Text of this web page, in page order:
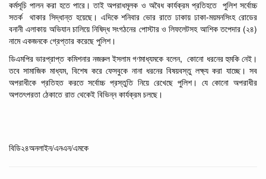
কর্মসূচি পালন করা হতে পারে। তাই অপরাধমূলক ও অবৈধ কার্যক্রম প্রতিহতে
পুলিশ সর্বোচ্চ
সতর্ক
থাকার সিদ্ধান্ত হয়েছে। এদিকে শনিবার ভোর রাতে ঢাকায় ঢাকা-ময়মনসিংহ রোডের
বনানী এলাকায় অভিযান চালিয়ে নিষিদ্ধ সংগঠনের পোস্টার ও লিফলেটসহ আশিক তপেদার(২৪)
নামে একজনকে গ্রেপ্তার করেছে পুলিশ।
ডিএমপির ভারপ্রাপ্ত কমিশনার নজরুল ইসলাম গণমাধ্যমকে বলেন,কোনো ধরনের হুমকি নেই।
তবে সামাজিক মাধ্যম,বিশেষ করে ফেসবুকে নানা ধরনের বিষয়বস্তু লক্ষ্য করা যাচ্ছে। সব
অপরাধীকে প্রতিহত করতে সর্বোচ্চ প্রস্তুতি নিয়ে রেখেছে পুলিশ। যে কোনো অপরাধীর
অপতৎপরতা ঠেকাতে রাত থেকেই বিভিন্ন কার্যক্রম চলছে।
বিডি২৪অনলাইন/এনএন/এমকে